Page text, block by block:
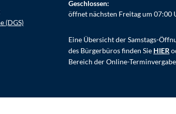
(DGS)
Klicken, um weitere Öffnungs-
Geschlossen:
öffnet nächsten Freitag um 07:00
Eine Übersicht der Samstags-
des Bürgerbüros finden Sie HIER
Bereich der Online-